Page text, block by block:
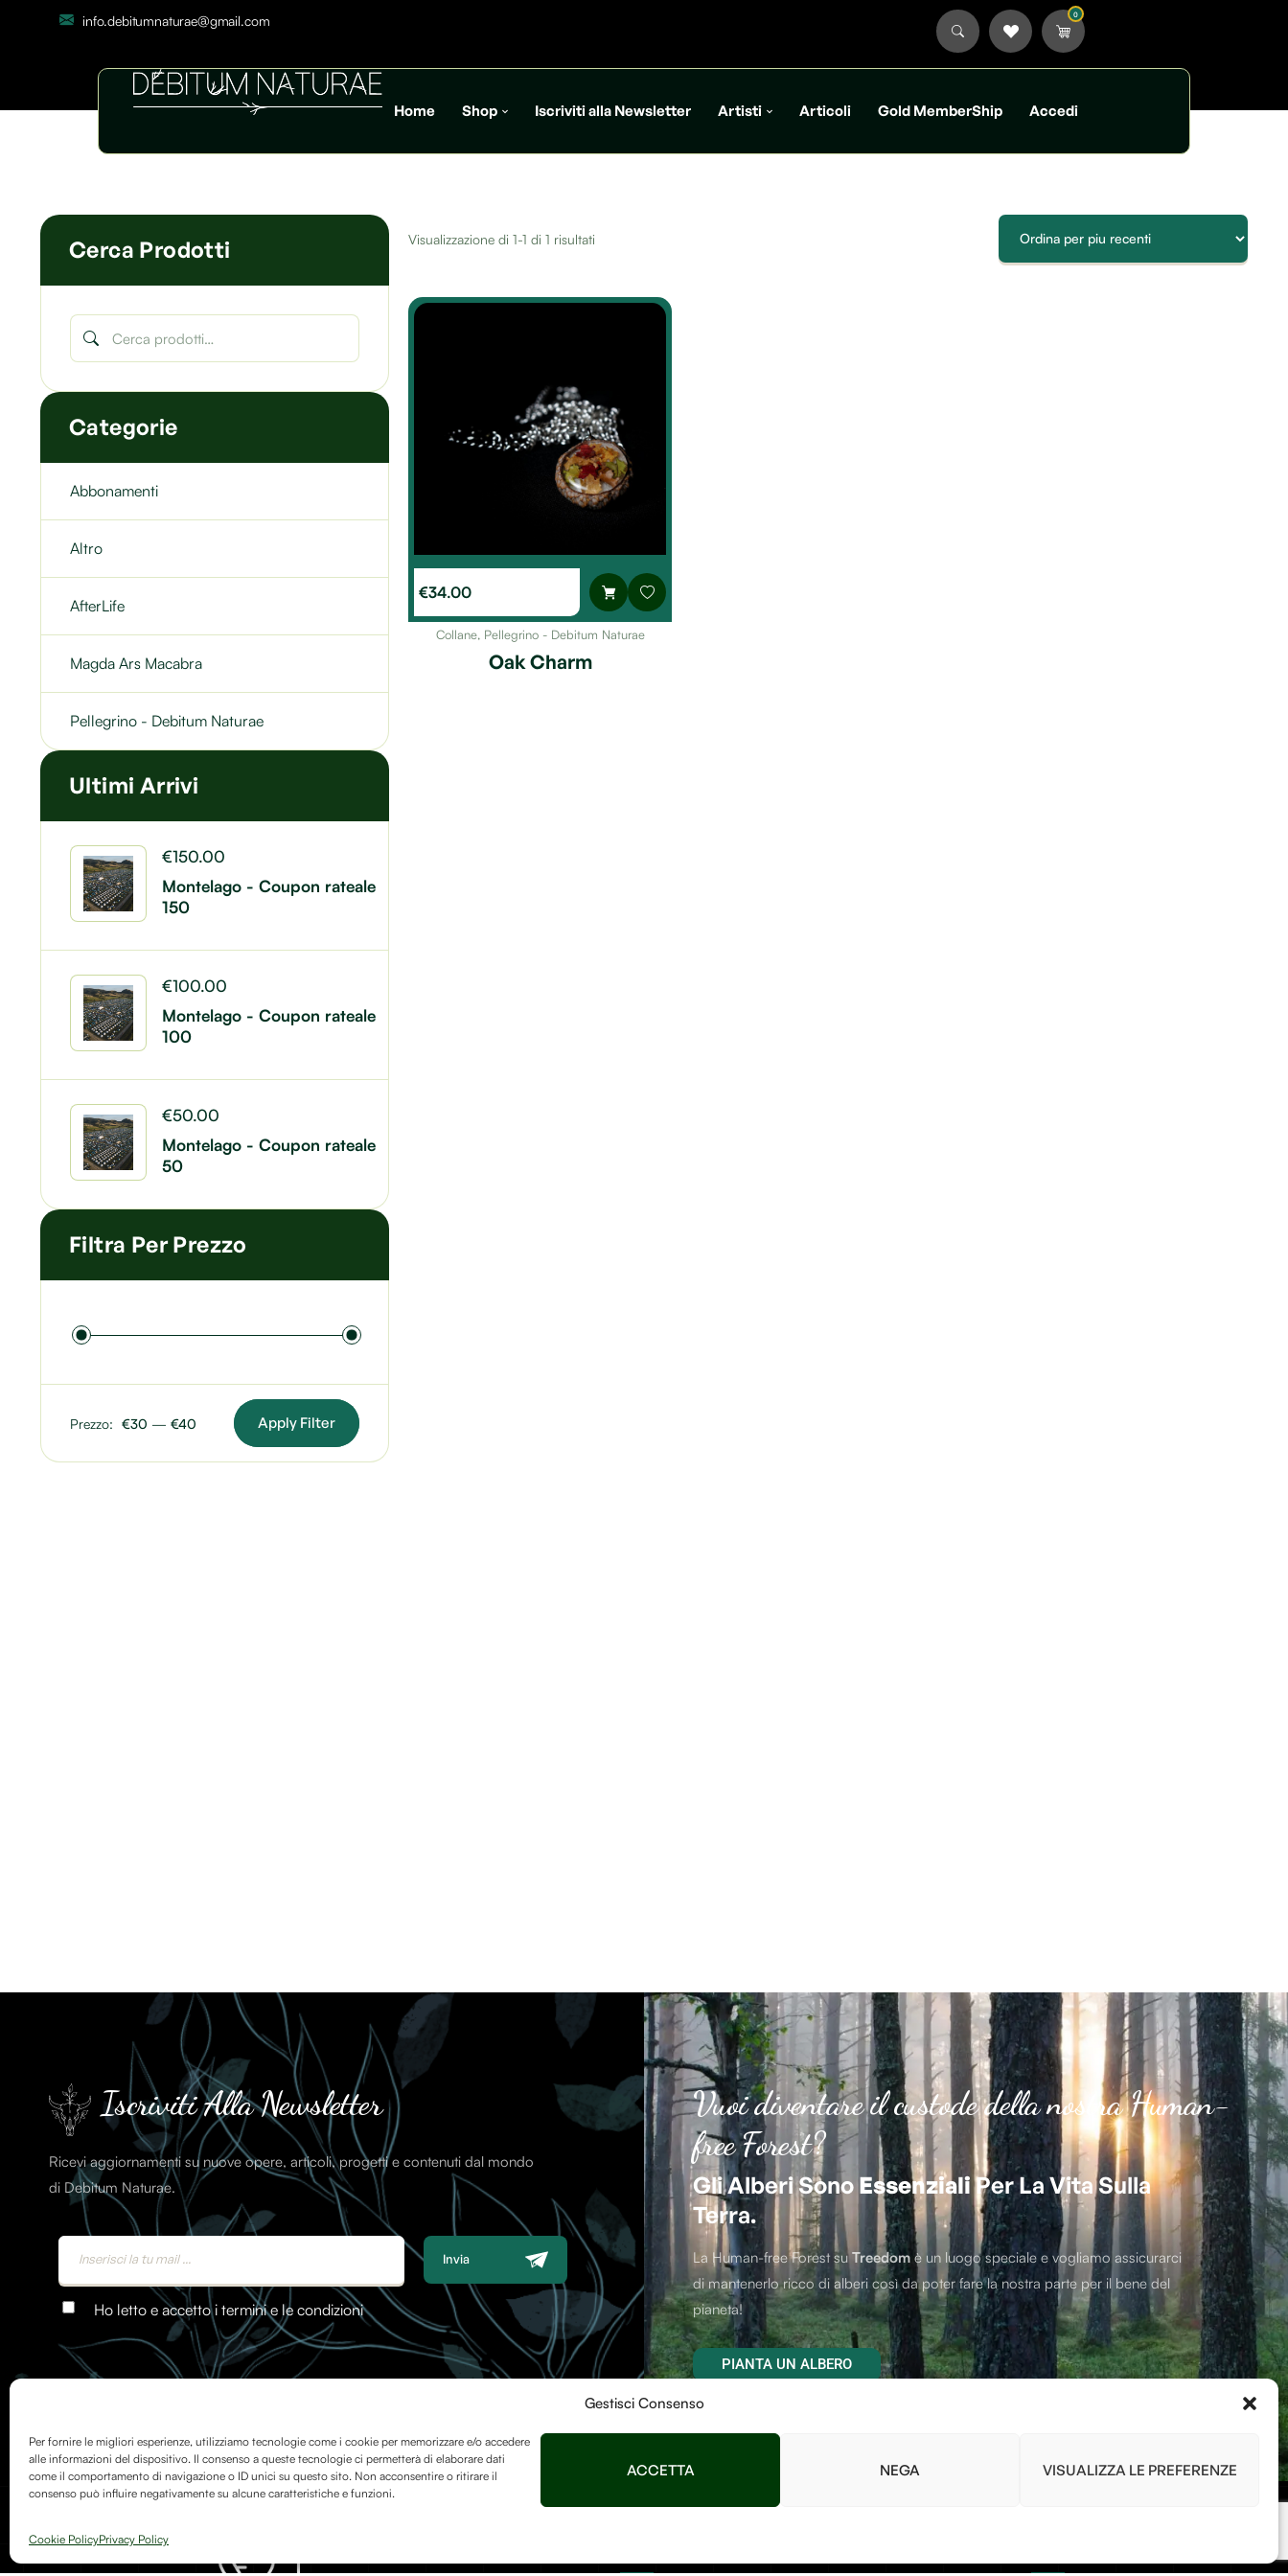
Gestisci Consenso
Per fornire le migliori esperienze, utilizziamo tecnologie come i cookie per memorizzare e/o accedere
alle informazioni del dispositivo. Il consenso a queste tecnologie ci permetterà di elaborare dati
come il comportamento di navigazione o ID unici su questo sito. Non acconsentire o ritirare il
consenso può influire negativamente su alcune caratteristiche e funzioni.
ACCETTA NEGA VISUALIZZA LE PREFERENZE
Cookie PolicyPrivacy Policy
info.debitumnaturae@gmail.com 0
Home Shop Iscriviti alla Newsletter Artisti Articoli Gold MemberShip Accedi
Cerca Prodotti
Categorie
Abbonamenti
Altro
AfterLife
Magda Ars Macabra
Pellegrino - Debitum Naturae
Ultimi Arrivi
Montelago - Coupon rateale
150
€150.00
Montelago - Coupon rateale
100
€100.00
Montelago - Coupon rateale
50
€50.00
Filtra Per Prezzo
Apply Filter
Prezzo: €30 — €40
Visualizzazione di 1-1 di 1 risultati
€34.00
Collane, Pellegrino - Debitum Naturae
Oak Charm
Iscriviti Alla Newsletter
Ricevi aggiornamenti su nuove opere, articoli, progetti e contenuti dal mondo
di Debitum Naturae.
Invia
Ho letto e accetto i termini e le condizioni
Vuoi diventare il custode della nostra Human-
free Forest?
Gli Alberi Sono EssenzialiPer La Vita Sulla
Terra.
La Human-free Forest suTreedom è un luogo speciale e vogliamo assicurarci
di mantenerlo ricco di alberi così da poter fare la nostra parte per il bene del
pianeta!
PIANTA UN ALBERO